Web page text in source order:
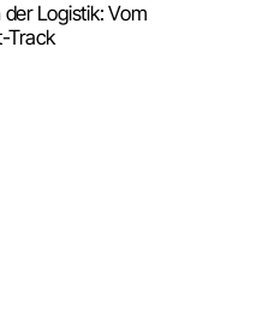
Logistik: Vom
Track